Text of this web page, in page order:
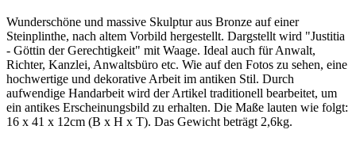
Wunderschöne und massive Skulptur aus Bronze auf einer
Steinplinthe, nach altem Vorbild hergestellt. Dargstellt wird "Justitia
- Göttin der Gerechtigkeit" mit Waage. Ideal auch für Anwalt,
Richter, Kanzlei, Anwaltsbüro etc. Wie auf den Fotos zu sehen, eine
hochwertige und dekorative Arbeit im antiken Stil. Durch
aufwendige Handarbeit wird der Artikel traditionell bearbeitet, um
ein antikes Erscheinungsbild zu erhalten. Die Maße lauten wie folgt:
16 x 41 x 12cm (B x H x T). Das Gewicht beträgt 2,6kg.